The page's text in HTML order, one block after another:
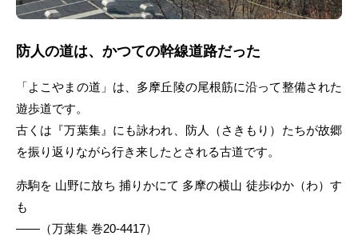
防人の道は、かつての幹線道路だった
「よこやまの道」は、多摩丘陵の尾根筋に沿って整備された
遊歩道です。
古くは『万葉集』にも詠われ、防人（さきもり）たちが故郷
を振り返りながら行き来したとされる古道です。
赤駒を 山野に放ち 捕りかにて 多摩の横山 徒歩ゆか（わ）す
も
——（万葉集 巻20-4417）